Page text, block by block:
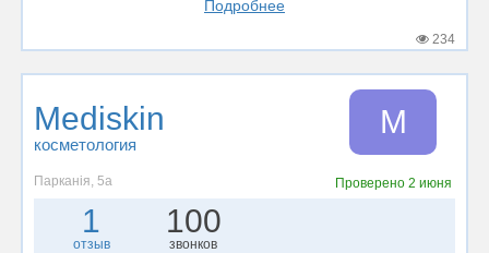
Подробнее
234
Mediskin
косметология
M
Парканія, 5а Проверено 2 июня
1
отзыв
100
звонков